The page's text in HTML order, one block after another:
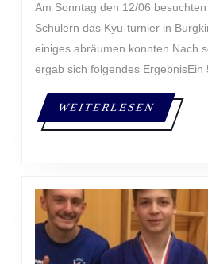
Am Sonntag den 12/06 besuchten wir mit insgesamt 12
Schülern das Kyu-turnier in
einiges abräumen konnten Nach
ergab sich folgendes ErgebnisEin
WEITERLESEN